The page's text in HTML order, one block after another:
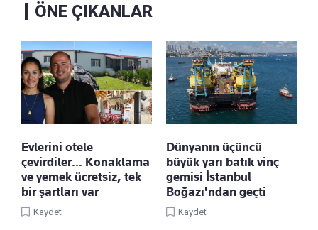
ÖNE ÇIKANLAR
Evlerini otele
çevirdiler… Konaklama
ve yemek ücretsiz, tek
bir şartları var
Kaydet
Dünyanın üçüncü
büyük yarı batık vinç
gemisi İstanbul
Boğazı'ndan geçti
Kaydet